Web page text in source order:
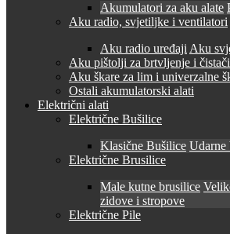
Akumulatori za aku alate
Aku radio, svjetiljke i ventilatori
Aku radio uređaji Aku
Aku pištolji za brtvljenje i
Aku škare za lim i univerzalne
Ostali akumulatorski alati
Električni alati
Električne Bušilice
Klasične Bušilice Udarne
Električne Brusilice
Male kutne brusilice
zidove i stropove
Električne Pile